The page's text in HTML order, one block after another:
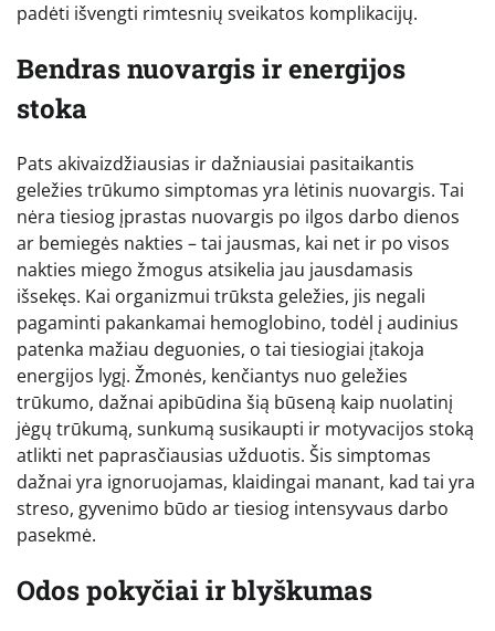
padėti išvengti rimtesnių sveikatos komplikacijų.
Bendras nuovargis ir energijos
stoka
Pats akivaizdžiausias ir dažniausiai pasitaikantis
geležies trūkumo simptomas yra lėtinis nuovargis. Tai
nėra tiesiog įprastas nuovargis po ilgos darbo dienos
ar bemiegės nakties – tai jausmas, kai net ir po visos
nakties miego žmogus atsikelia jau jausdamasis
išsekęs. Kai organizmui trūksta geležies, jis negali
pagaminti pakankamai hemoglobino, todėl į audinius
patenka mažiau deguonies, o tai tiesiogiai įtakoja
energijos lygį. Žmonės, kenčiantys nuo geležies
trūkumo, dažnai apibūdina šią būseną kaip nuolatinį
jėgų trūkumą, sunkumą susikaupti ir motyvacijos stoką
atlikti net paprasčiausias užduotis. Šis simptomas
dažnai yra ignoruojamas, klaidingai manant, kad tai yra
streso, gyvenimo būdo ar tiesiog intensyvaus darbo
pasekmė.
Odos pokyčiai ir blyškumas